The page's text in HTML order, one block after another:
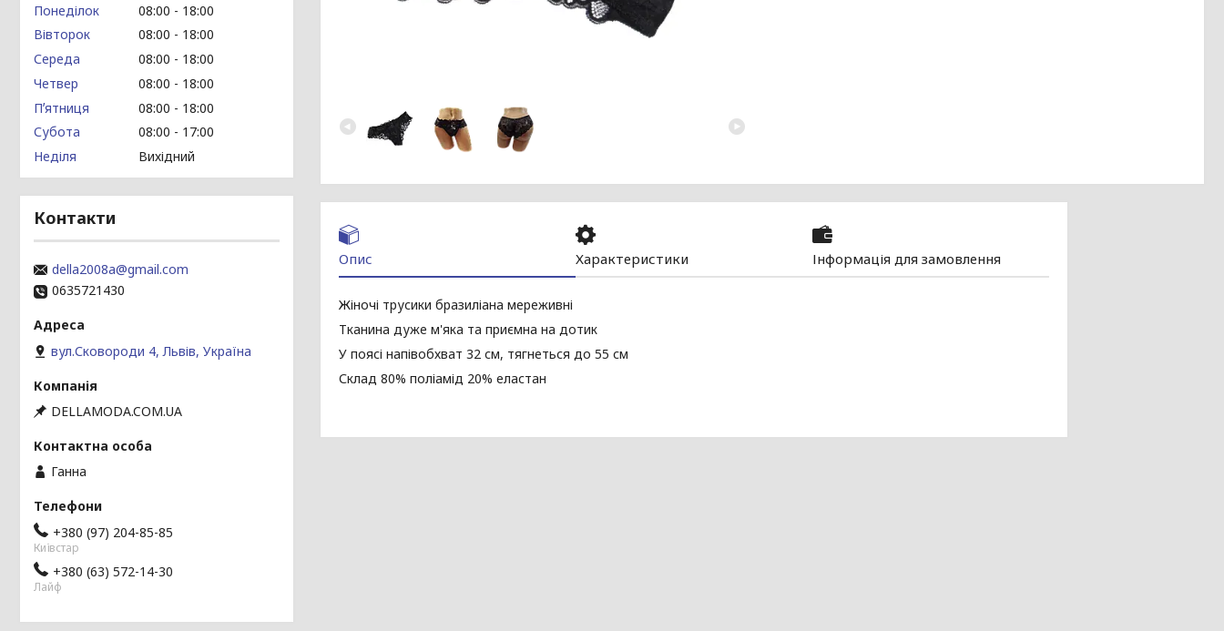
Опис Характеристики Інформація для замовлення
Жіночі трусики бразиліана мереживні
Тканина дуже м'яка та приємна на дотик
У поясі напівобхват 32 см, тягнеться до 55 см
Склад 80% поліамід 20% еластан
Понеділок 08:00
18:00
Вівторок
08:00
18:00
Середа
08:00
18:00
Четвер
08:00
18:00
Пʼятниця
08:00
18:00
Субота
08:00
17:00
Неділя
Вихідний
Контакти
della2008a@gmail.com
0635721430
вул.Сковороди 4, Львів, Україна
DELLAMODA.COM.UA
Ганна
+380 (97) 204-85-85
Київстар
+380 (63) 572-14-30
Лайф